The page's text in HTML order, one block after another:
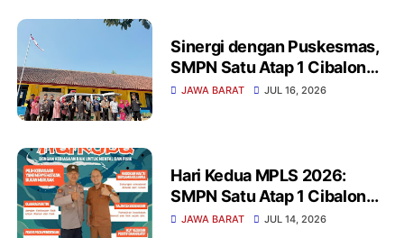
Sinergi dengan Puskesmas,
SMPN Satu Atap 1 Cibalong
Gelar Cek Kesehatan Gratis
JAWA BARAT JUL 16, 2026
Hari Kedua MPLS 2026:
SMPN Satu Atap 1 Cibalong
Gelar Edukasi Anti NAPZA
JAWA BARAT JUL 14, 2026